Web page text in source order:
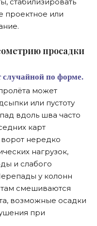
проектное или
просадки
может
или пустоту
вдоль шва часто
карт
нередко
нагрузок,
и слабого
у колонн
смешиваются
возможные осадки
при